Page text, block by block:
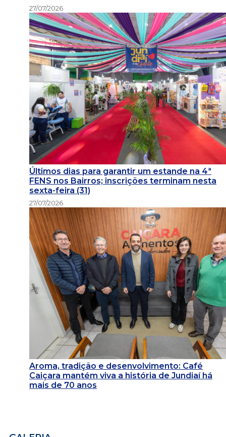
27/07/2026
Últimos dias para garantir um estande na 4ª
FENS nos Bairros; inscrições terminam nesta
sexta-feira (31)
27/07/2026
Aroma, tradição e desenvolvimento: Café
Caiçara mantém viva a história de Jundiaí há
mais de 70 anos